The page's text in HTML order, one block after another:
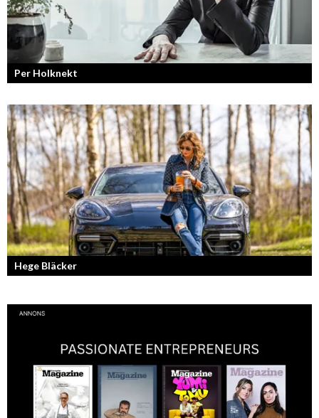
Per Holknekt
Från brädan till scenen
Hege Bläcker
Bilfantast, influencer och en av Lidköpings mest framgångsrika